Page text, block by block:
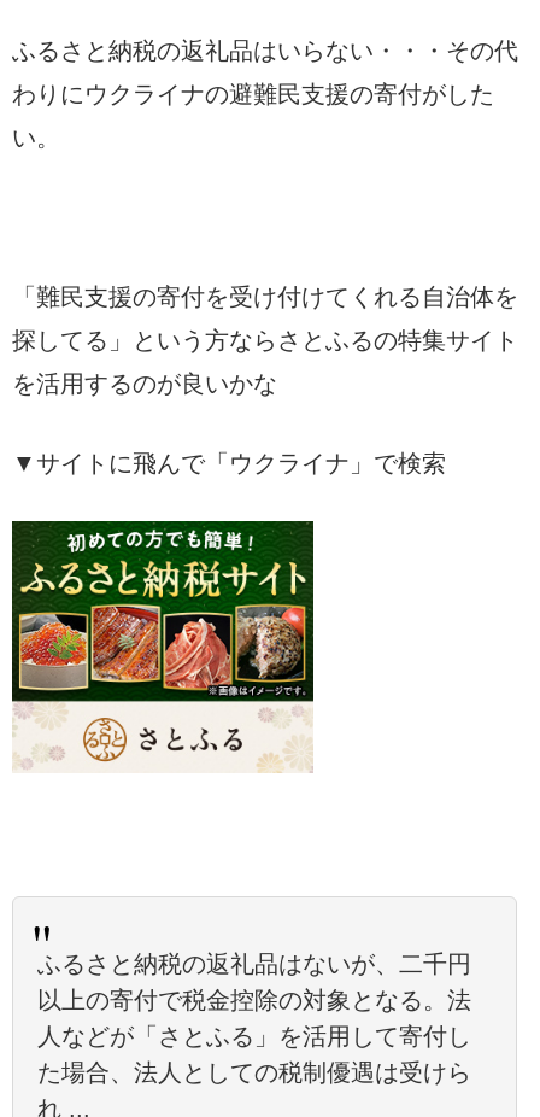
ふるさと納税の返礼品はいらない・・・その代
わりにウクライナの避難民支援の寄付がした
い。
「難民支援の寄付を受け付けてくれる自治体を
探してる」という方ならさとふるの特集サイト
を活用するのが良いかな
▼サイトに飛んで「ウクライナ」で検索
ふるさと納税の返礼品はないが、二千円
以上の寄付で税金控除の対象となる。法
人などが「さとふる」を活用して寄付し
た場合、法人としての税制優遇は受けら
れ ...